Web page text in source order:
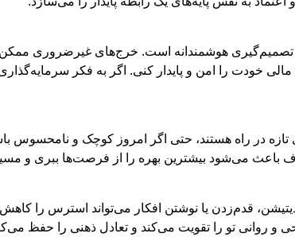
هوشمندانه است. خرج‌های غیرضروری ممکن
مالی خودت را امن و پایدار کنی. اگر به فکر
در راه هستند، حتی اگر امروز کوچک و نامحسوس
باعث می‌شود بیشترین بهره را از فرصت‌ها ببری و
قدم‌زدن یا نوشتن افکار می‌تواند استرس را
و روانی تو را تقویت می‌کند و تعادل ذهنی را حفظ